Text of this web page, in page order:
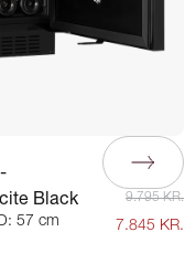
Black
57 cm
9.795 KR.
7.845 KR.